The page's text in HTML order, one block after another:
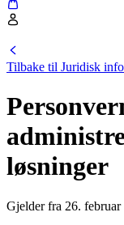
Tilbake til Juridisk
løsninger
Gjelder fra 26. februar